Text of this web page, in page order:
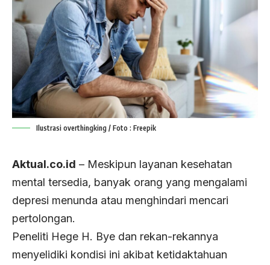
Ilustrasi overthingking / Foto : Freepik
Aktual.co.id – Meskipun layanan kesehatan
mental tersedia, banyak orang yang mengalami
depresi menunda atau menghindari mencari
pertolongan.
Peneliti Hege H. Bye dan rekan-rekannya
menyelidiki kondisi ini akibat ketidaktahuan